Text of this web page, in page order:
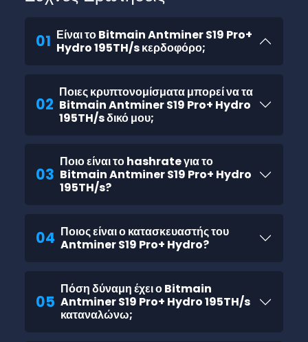
01 Είναι το Bitmain Antminer S19 Pro+
Hydro 195TH/s κερδοφόρο;
02
Ποιες κρυπτονομίσματα μπορεί να τα
Bitmain Antminer S19 Pro+ Hydro
195TH/s δικό μου;
03
Ποιο είναι το hashrate για το
Bitmain Antminer S19 Pro+ Hydro
195TH/s?
04 Ποιος είναι ο κατασκευαστής του
Antminer S19 Pro+ Hydro?
05
Πόση δύναμη έχει ο Bitmain
Antminer S19 Pro+ Hydro 195TH/s
καταναλώνω;